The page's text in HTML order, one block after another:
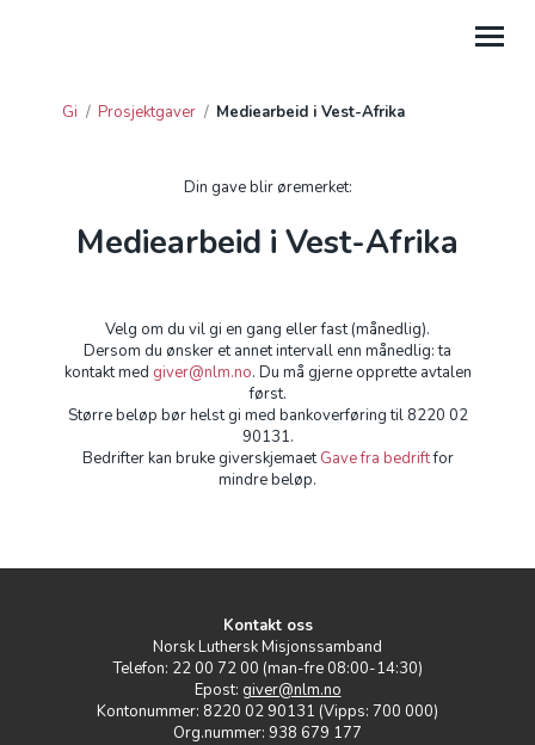
PROSJEKTGAVER
GAVE FRA BEDRIFT
Gi / Prosjektgaver / Mediearbeid i Vest-Afrika
Din gave blir øremerket:
Mediearbeid i Vest-Afrika
Velg om du vil gi en gang eller fast (månedlig).
Dersom du ønsker et annet intervall enn månedlig: ta
kontakt med giver@nlm.no. Du må gjerne opprette avtalen
først.
Større beløp bør helst gi med bankoverføring til 8220 02
90131.
Bedrifter kan bruke giverskjemaetGave fra bedriftfor
mindre beløp.
Kontakt oss
Norsk Luthersk Misjonssamband
Telefon: 22 00 72 00 (man-fre 08:00-14:30)
Epost: giver@nlm.no
Kontonummer: 8220 02 90131 (Vipps: 700 000)
Org.nummer: 938 679 177